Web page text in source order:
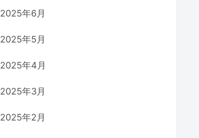
2025年6月
2025年5月
2025年4月
2025年3月
2025年2月